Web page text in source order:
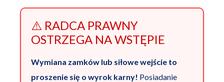
⚠️ RADCA PRAWNY
OSTRZEGA NA WSTĘPIE
Wymiana zamków lub siłowe wejście to
proszenie się o wyrok karny! Posiadanie